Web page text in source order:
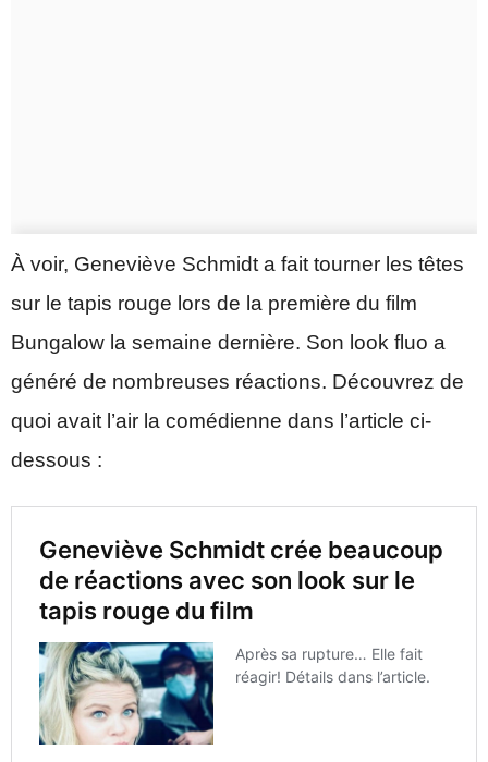
À voir, Geneviève Schmidt a fait tourner les têtes
sur le tapis rouge lors de la première du film
Bungalow la semaine dernière. Son look fluo a
généré de nombreuses réactions. Découvrez de
quoi avait l’air la comédienne dans l’article ci-
dessous :